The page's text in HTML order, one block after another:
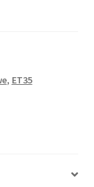
, ET35